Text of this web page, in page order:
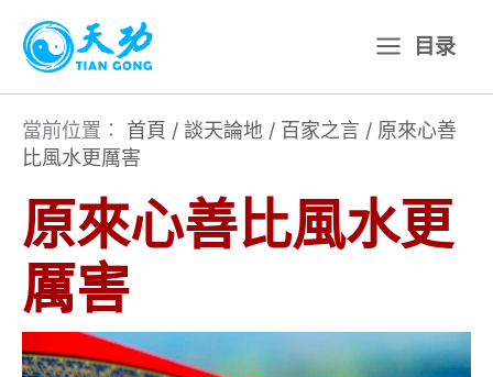
主
目录
當前位置： 首頁 / 談天論地 / 百家之言 / 原來心善
比風水更厲害
原來心善比風水更
厲害